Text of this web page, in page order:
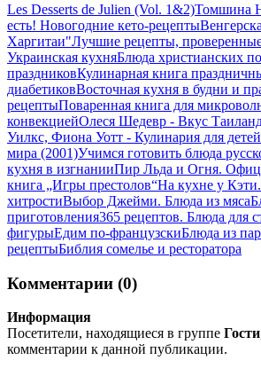
Les Desserts de Julien (Vol. 1&2)Томшина
есть! Новогодние кето-рецепты
Харгитаи"Лучшие рецепты,
Украинская кухняБлюда христианских
праздниковКулинарная книга
диабетиковВосточная кухня в будни и
рецептыПоваренная книга для
конвекциейОлеся Шедевр - Вкус
Уилкс, Фиона Уотт - Кулинария для
мира (2001)Учимся готовить блюда
кухня в изгнанииПир Льда и Огня.
книга „Игры престолов“На кухне у
хитростиВыбор Джейми. Блюда из мяса
приготовления365 рецептов. Блюда для
фигурыЕдим по-французскиБлюда из
рецептыБиблия сомелье и ресторатора
Комментарии (0)
Информация
Посетители, находящиеся в группе Гости
комментарии к данной публикации.